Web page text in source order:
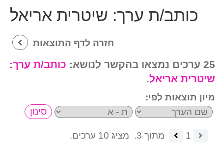
כותב/ת ערך: שיטרית אריאל
חזרה לדף התוצאות
25 ערכים נמצאו בהקשר לנושא:
כותב/ת ערך:
שיטרית אריאל.
מיון תוצאות לפי:
1 מתוך 3.
מציג 10 ערכים.